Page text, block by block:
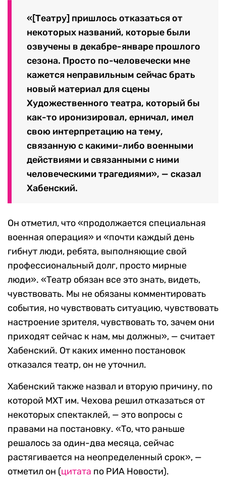
«[Театру] пришлось отказаться от
некоторых названий, которые были
озвучены в декабре-январе прошлого
сезона. Просто по-человечески мне
кажется неправильным сейчас брать
новый материал для сцены
Художественного театра, который бы
как-то иронизировал, ерничал, имел
свою интерпретацию на тему,
связанную с какими-либо военными
действиями и связанными с ними
человеческими трагедиями», — сказал
Хабенский.
Он отметил, что «продолжается специальная
военная операция» и «почти каждый день
гибнут люди, ребята, выполняющие свой
профессиональный долг, просто мирные
люди». «Театр обязан все это знать, видеть,
чувствовать. Мы не обязаны комментировать
события, но чувствовать ситуацию, чувствовать
настроение зрителя, чувствовать то, зачем они
приходят сейчас к нам, мы должны», — считает
Хабенский. От каких именно постановок
отказался театр, он не уточнил.
Хабенский также назвал и вторую причину, по
которой МХТ им. Чехова решил отказаться от
некоторых спектаклей, — это вопросы с
правами на постановку. «То, что раньше
решалось за один-два месяца, сейчас
растягивается на неопределенный срок», —
отметил он (цитата по РИА Новости).